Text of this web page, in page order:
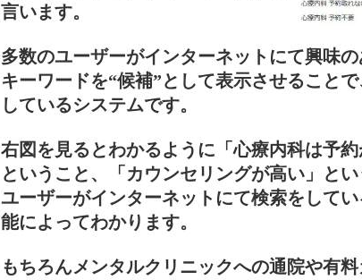
言います。
多数のユーザーがインターネットにて興味
キーワードを“候補”として表示させること
しているシステムです。
右図を見るとわかるように「心療内科は予
ということ、「カウンセリングが高い」と
ユーザーがインターネットにて検索をして
能によってわかります。
もちろんメンタルクリニックへの通院や有